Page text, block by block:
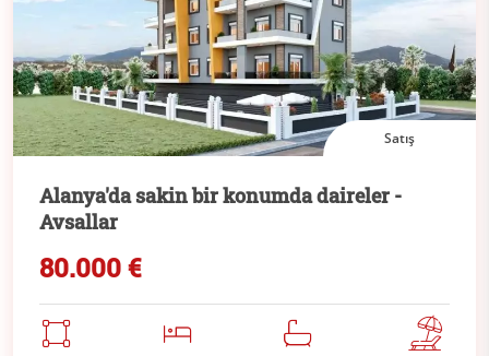
Satış
Alanya'da sakin bir konumda daireler -
Avsallar
80.000 €